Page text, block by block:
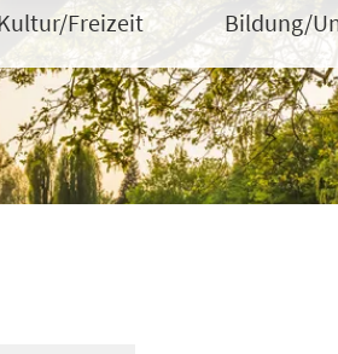
Freizeit Bildung/